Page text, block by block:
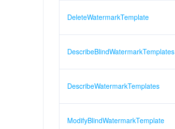
DeleteWatermarkTemplate
DescribeBlindWatermarkTemplates
DescribeWatermarkTemplates
ModifyBlindWatermarkTemplate